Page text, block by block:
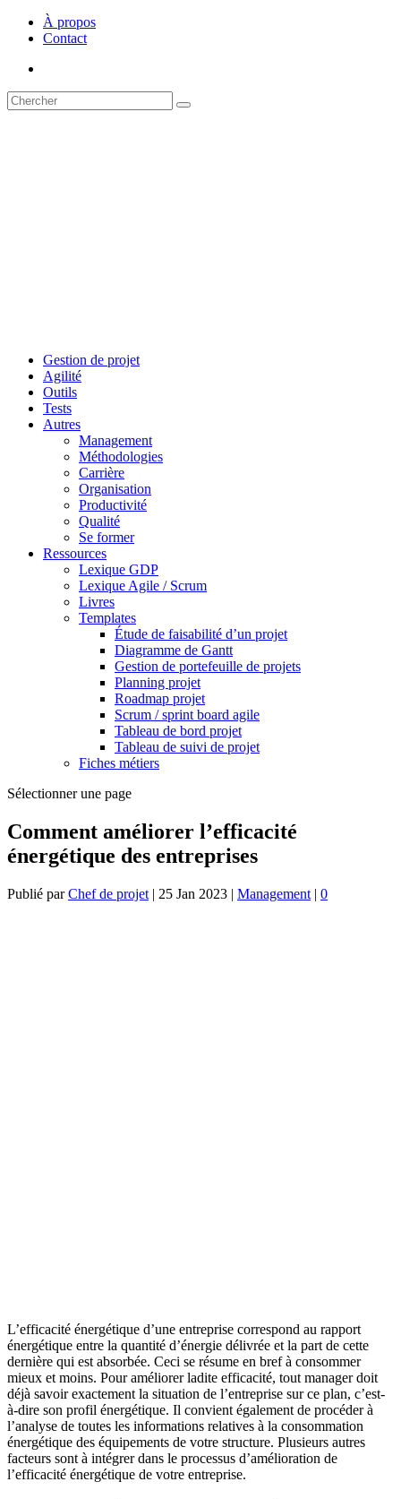
À propos
Contact
Gestion de projet
Agilité
Outils
Tests
Autres
Management
Méthodologies
Carrière
Organisation
Productivité
Qualité
Se former
Ressources
Lexique GDP
Lexique Agile / Scrum
Livres
Templates
Étude de faisabilité d’un projet
Diagramme de Gantt
Gestion de portefeuille de projets
Planning projet
Roadmap projet
Scrum / sprint board agile
Tableau de bord projet
Tableau de suivi de projet
Fiches métiers
Sélectionner une page
Comment améliorer l’efficacité
énergétique des entreprises
Publié parChef de projet | 25 Jan 2023 | Management | 0
L’efficacité énergétique d’une entreprise correspond au rapport
énergétique entre la quantité d’énergie délivrée et la part de cette
dernière qui est absorbée. Ceci se résume en bref à consommer
mieux et moins. Pour améliorer ladite efficacité, tout manager doit
déjà savoir exactement la situation de l’entreprise sur ce plan, c’est-
à-dire son profil énergétique. Il convient également de procéder à
l’analyse de toutes les informations relatives à la consommation
énergétique des équipements de votre structure. Plusieurs autres
facteurs sont à intégrer dans le processus d’amélioration de
l’efficacité énergétique de votre entreprise.